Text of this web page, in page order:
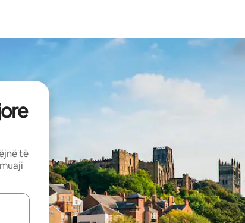
të
butonat e shigjetave lart e poshtë ose eksploro duke prekur